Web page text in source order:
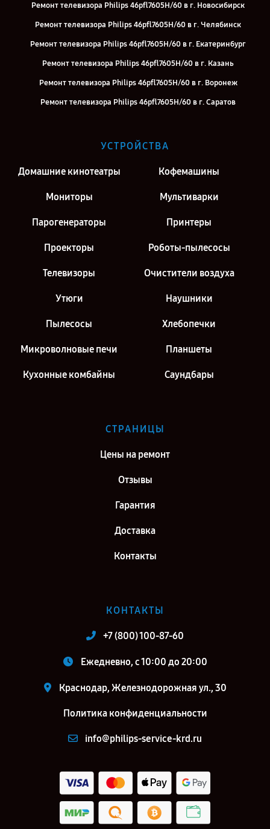
Ремонт телевизора Philips 46pfl7605H/60 в г. Новосибирск
Ремонт телевизора Philips 46pfl7605H/60 в г. Челябинск
Ремонт телевизора Philips 46pfl7605H/60 в г. Екатеринбург
Ремонт телевизора Philips 46pfl7605H/60 в г. Казань
Ремонт телевизора Philips 46pfl7605H/60 в г. Воронеж
Ремонт телевизора Philips 46pfl7605H/60 в г. Саратов
Ремонт телевизора Philips 46pfl7605H/60 в г. Москва
УСТРОЙСТВА
Домашние кинотеатры Кофемашины
Мониторы Мультиварки
Парогенераторы Принтеры
Проекторы Роботы-пылесосы
Телевизоры Очистители воздуха
Утюги Наушники
Пылесосы Хлебопечки
Микроволновые печи Планшеты
Кухонные комбайны Саундбары
СТРАНИЦЫ
Цены на ремонт
Отзывы
Гарантия
Доставка
Контакты
КОНТАКТЫ
+7 (800) 100-87-60
Ежедневно, с 10:00 до 20:00
Краснодар, Железнодорожная ул., 30
Политика конфиденциальности
info@philips-service-krd.ru